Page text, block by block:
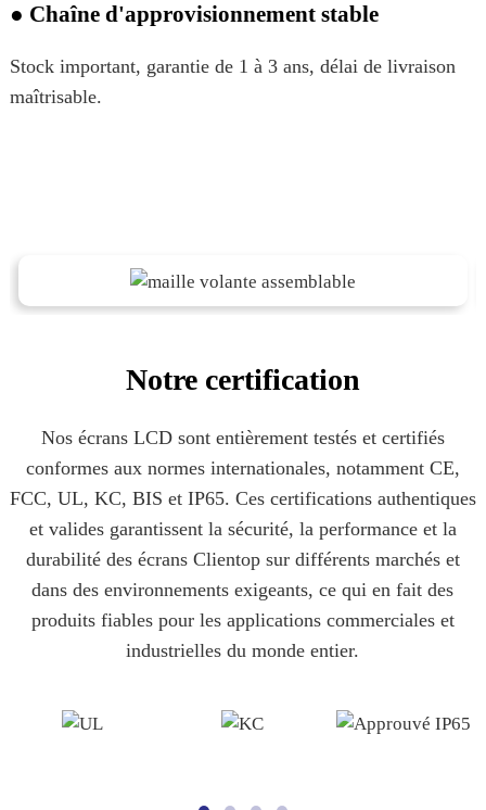
● Chaîne d'approvisionnement stable
Stock important, garantie de 1 à 3 ans, délai de livraison
maîtrisable.
Notre certification
Nos écrans LCD sont entièrement testés et certifiés
conformes aux normes internationales, notamment CE,
FCC, UL, KC, BIS et IP65. Ces certifications authentiques
et valides garantissent la sécurité, la performance et la
durabilité des écrans Clientop sur différents marchés et
dans des environnements exigeants, ce qui en fait des
produits fiables pour les applications commerciales et
industrielles du monde entier.